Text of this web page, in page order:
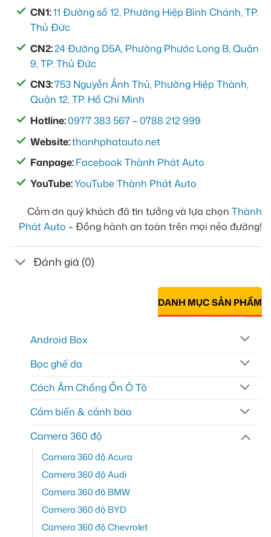
CN1:11 Đường số 12, Phường Hiệp Bình Chánh, TP.
Thủ Đức
CN2:24 Đường D5A, Phường Phước Long B, Quận
9, TP. Thủ Đức
CN3:753 Nguyễn Ảnh Thủ, Phường Hiệp Thành,
Quận 12, TP. Hồ Chí Minh
Hotline:0977 383 567 –0788 212 999
Website:thanhphatauto.net
Fanpage:Facebook Thành Phát Auto
YouTube:YouTube Thành Phát Auto
Cảm ơn quý khách đã tin tưởng và lựa chọn Thành
Phát Auto – Đồng hành an toàn trên mọi nẻo đường!
Đánh giá (0)
DANH MỤC SẢN PHẨM
Android Box
Bọc ghế da
Cách Âm Chống Ồn Ô Tô
Cảm biến & cảnh báo
Camera 360 độ
Camera 360 độ Acura
Camera 360 độ Audi
Camera 360 độ BMW
Camera 360 độ BYD
Camera 360 độ Chevrolet